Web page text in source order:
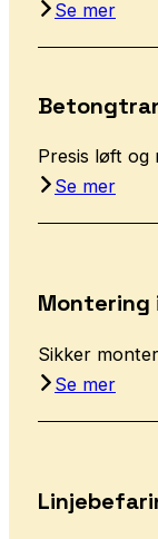
Se mer
Presis løft og
Se mer
Montering
Sikker
Se mer